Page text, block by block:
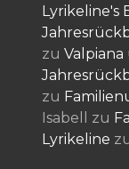
Lyrikeline's
zu Valpiana
zu
Isabell
zu
Lyrikeline